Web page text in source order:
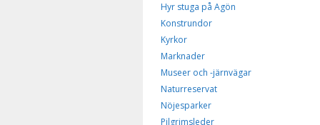
Hyr stuga på Agön
Konstrundor
Kyrkor
Marknader
Museer och -järnvägar
Naturreservat
Nöjesparker
Pilgrimsleder